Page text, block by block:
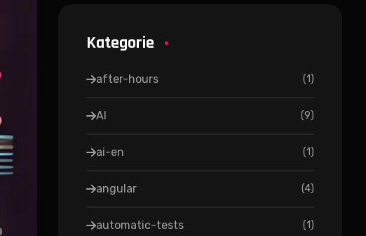
Kategorie
after-hours (1)
AI (9)
ai-en (1)
angular (4)
automatic-tests (1)